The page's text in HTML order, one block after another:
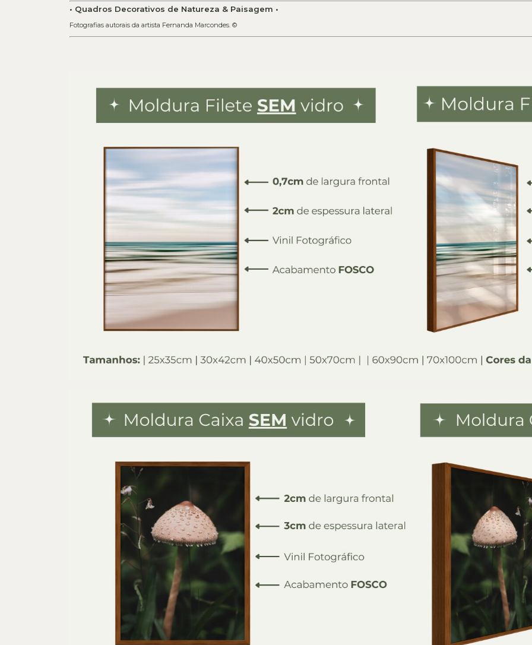
• Quadros Decorativos de Natureza & Paisagem •
Fotografias autorais da artista Fernanda Marcondes. ©